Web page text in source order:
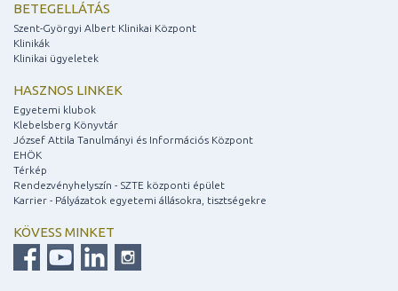
BETEGELLÁTÁS
Szent-Györgyi Albert Klinikai Központ
Klinikák
Klinikai ügyeletek
HASZNOS LINKEK
Egyetemi klubok
Klebelsberg Könyvtár
József Attila Tanulmányi és Információs Központ
EHÖK
Térkép
Rendezvényhelyszín - SZTE központi épület
Karrier - Pályázatok egyetemi állásokra, tisztségekre
KÖVESS MINKET